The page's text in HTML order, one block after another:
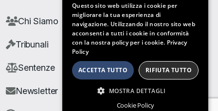
Chi Siamo
Tribunali
Sentenze
Newsletter
Questo sito web utilizza i cookie per
migliorare la tua esperienza di
navigazione. Utilizzando il nostro sito web
acconsenti a tutti i cookie in conformità
con la nostra policy per i cookie. Privacy
Policy
ACCETTA TUTTO RIFIUTA TUTTO
MOSTRA DETTAGLI
Cookie Policy